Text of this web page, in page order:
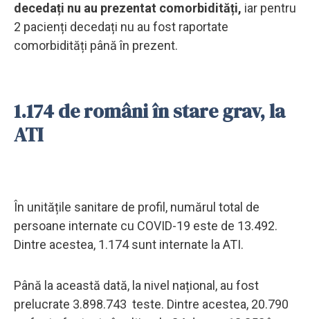
decedați nu au prezentat comorbidități, iar pentru
2 pacienți decedați nu au fost raportate
comorbidități până în prezent.
1.174 de români în stare grav, la
ATI
În unitățile sanitare de profil, numărul total de
persoane internate cu COVID-19 este de 13.492.
Dintre acestea, 1.174 sunt internate la ATI.
Până la această dată, la nivel național, au fost
prelucrate 3.898.743 teste. Dintre acestea, 20.790